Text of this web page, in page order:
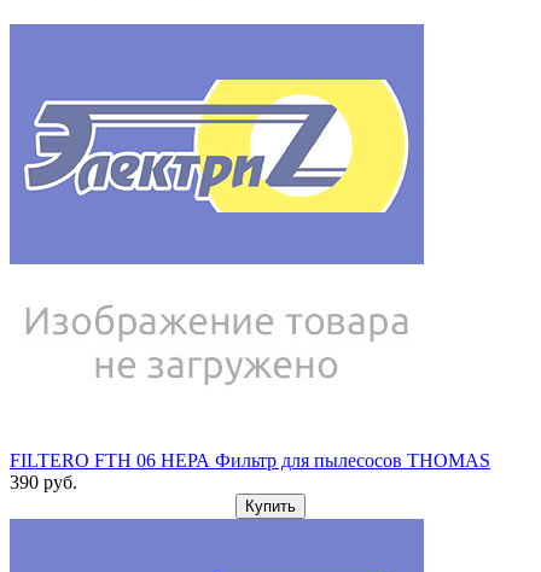
FILTERO FTH 06 НЕРА Фильтр для пылесосов THOMAS
390 pуб.
Купить